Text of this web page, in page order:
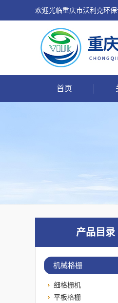
欢迎光临重庆市沃利克环保
首页
产品目录
机械格栅
细格栅机
平板格栅